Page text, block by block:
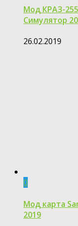
Мод КРАЗ-
Симулятор
26.02.2019
0
Мод карта
2019